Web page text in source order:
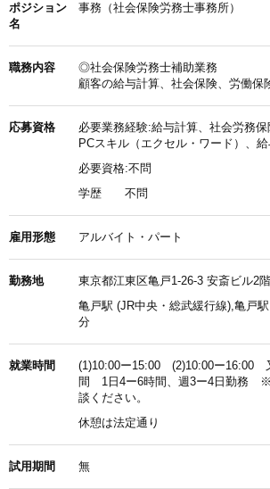
ポジション
名
事務（社会保険労務士事務所）
職務内容
◎社会保険労務士補助業務
顧客の給与計算、社会保険、労働保
応募資格
必要業務経験:給与計算、社会労
PCスキル（エクセル・ワード）、給
必要資格:不問
学歴
不問
雇用形態 アルバイト・パート
勤務地
東京都江東区亀戸1-26-3 安斎ビル2階
亀戸駅 (JR中央・総武緩行線),亀戸
分
就業時間
(1)10:00ー15:00 (2)10:00ー16:00
間 1日4ー6時間、週3ー4日勤務 ※
談ください。
休憩は法定通り
試用期間 無